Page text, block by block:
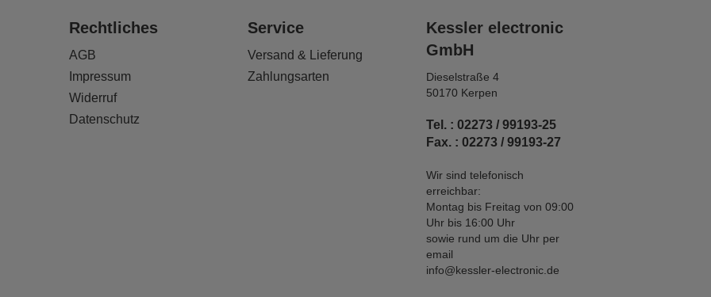
Rechtliches
AGB
Impressum
Widerruf
Datenschutz
Service
Versand & Lieferung
Zahlungsarten
Kessler electronic
GmbH
Dieselstraße 4
50170 Kerpen
Tel. : 02273 / 99193-25
Fax. : 02273 / 99193-27
Wir sind telefonisch
erreichbar:
Montag bis Freitag von 09:00
Uhr bis 16:00 Uhr
sowie rund um die Uhr per
email
info@kessler-electronic.de